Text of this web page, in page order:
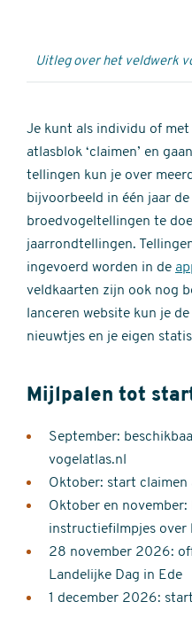
Uitleg over het veldwerk
Je kunt als individu of met
atlasblok ‘claimen’ en
tellingen kun je over
bijvoorbeeld in één jaar
broedvogeltellingen te
jaarrondtellingen.
ingevoerd worden in de
veldkaarten zijn ook nog
lanceren website kun je
nieuwtjes en je eigen
Mijlpalen tot
September:
vogelatlas.nl
Oktober: start claimen
Oktober en november:
instructiefilmpjes over
28 november 2026:
Landelijke Dag in Ede
1 december 2026: